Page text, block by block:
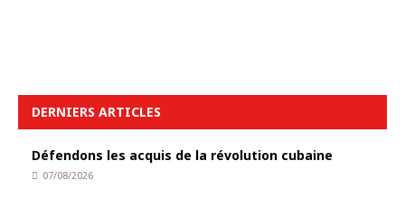
DERNIERS ARTICLES
Défendons les acquis de la révolution cubaine
07/08/2026